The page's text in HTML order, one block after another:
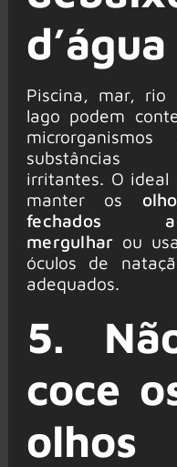
d’água
Piscina, mar, rio
lago podem
microrganismos
substâncias
irritantes. O ideal
manter os
fechados
mergulhar ou
óculos de
adequados.
5.
coce
olhos